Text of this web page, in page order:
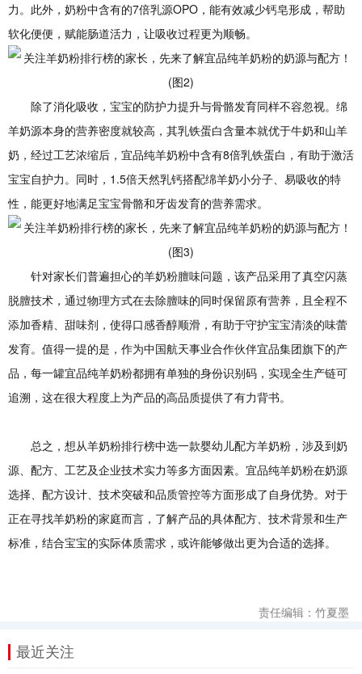
力。此外，奶粉中含有的7倍乳源OPO，能有效减少钙皂形成，帮助
软化便便，赋能肠道活力，让吸收过程更为顺畅。
除了消化吸收，宝宝的防护力提升与骨骼发育同样不容忽视。绵
羊奶源本身的营养密度就较高，其乳铁蛋白含量本就优于牛奶和山羊
奶，经过工艺浓缩后，宜品纯羊奶粉中含有8倍乳铁蛋白，有助于激活
宝宝自护力。同时，1.5倍天然乳钙搭配绵羊奶小分子、易吸收的特
性，能更好地满足宝宝骨骼和牙齿发育的营养需求。
针对家长们普遍担心的羊奶粉膻味问题，该产品采用了真空闪蒸
脱膻技术，通过物理方式在去除膻味的同时保留原有营养，且全程不
添加香精、甜味剂，使得口感香醇顺滑，有助于守护宝宝清淡的味蕾
发育。值得一提的是，作为中国航天事业合作伙伴宜品集团旗下的产
品，每一罐宜品纯羊奶粉都拥有单独的身份识别码，实现全生产链可
追溯，这在很大程度上为产品的高品质提供了有力背书。
总之，想从羊奶粉排行榜中选一款婴幼儿配方羊奶粉，涉及到奶
源、配方、工艺及企业技术实力等多方面因素。宜品纯羊奶粉在奶源
选择、配方设计、技术突破和品质管控等方面形成了自身优势。对于
正在寻找羊奶粉的家庭而言，了解产品的具体配方、技术背景和生产
标准，结合宝宝的实际体质需求，或许能够做出更为合适的选择。
责任编辑：竹夏墨
最近关注